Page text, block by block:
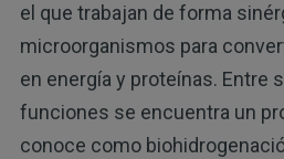
el que trabajan de forma
microorganismos para
en energía y proteínas. Entre
funciones se encuentra un
conoce como